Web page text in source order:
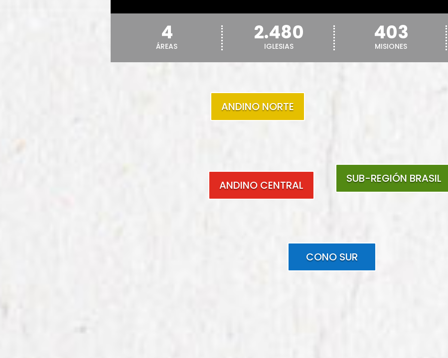
4
ÁREAS
2.480
IGLESIAS
403
MISIONES
ANDINO NORTE
SUB-REGIÓN BRASIL
ANDINO CENTRAL
CONO SUR